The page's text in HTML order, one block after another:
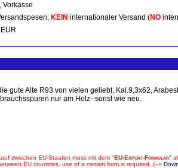
Vorkasse
KEIN internationaler Versand (NO
gute Alte R93 von vielen geliebt, Kal.9,3x62,
nur am Holz--sonst wie neu.
zwischen EU-Staaten muss mit dem "EU-Export-Formular"
EU countries, use of a certain form is required. (-->